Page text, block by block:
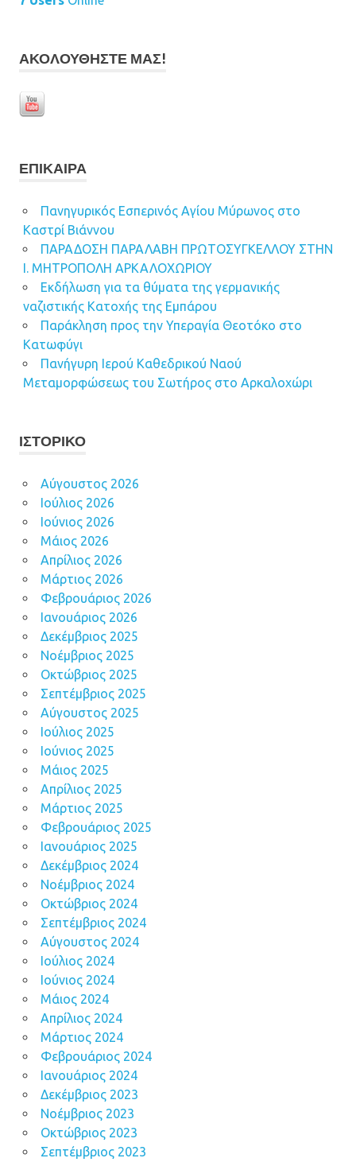
ΑΚΟΛΟΥΘΉΣΤΕ ΜΑΣ!
ΕΠΊΚΑΙΡΑ
Πανηγυρικός Εσπερινός Αγίου Μύρωνος στο
Καστρί Βιάννου
ΠΑΡΑΔΟΣΗ ΠΑΡΑΛΑΒΗ ΠΡΩΤΟΣΥΓΚΕΛΛΟΥ ΣΤΗΝ
Ι. ΜΗΤΡΟΠΟΛΗ ΑΡΚΑΛΟΧΩΡΙΟΥ
Εκδήλωση για τα θύματα της γερμανικής
ναζιστικής Κατοχής της Εμπάρου
Παράκληση προς την Υπεραγία Θεοτόκο στο
Κατωφύγι
Πανήγυρη Ιερού Καθεδρικού Ναού
Μεταμορφώσεως του Σωτήρος στο Αρκαλοχώρι
ΙΣΤΟΡΙΚΌ
Αύγουστος 2026
Ιούλιος 2026
Ιούνιος 2026
Μάιος 2026
Απρίλιος 2026
Μάρτιος 2026
Φεβρουάριος 2026
Ιανουάριος 2026
Δεκέμβριος 2025
Νοέμβριος 2025
Οκτώβριος 2025
Σεπτέμβριος 2025
Αύγουστος 2025
Ιούλιος 2025
Ιούνιος 2025
Μάιος 2025
Απρίλιος 2025
Μάρτιος 2025
Φεβρουάριος 2025
Ιανουάριος 2025
Δεκέμβριος 2024
Νοέμβριος 2024
Οκτώβριος 2024
Σεπτέμβριος 2024
Αύγουστος 2024
Ιούλιος 2024
Ιούνιος 2024
Μάιος 2024
Απρίλιος 2024
Μάρτιος 2024
Φεβρουάριος 2024
Ιανουάριος 2024
Δεκέμβριος 2023
Νοέμβριος 2023
Οκτώβριος 2023
Σεπτέμβριος 2023